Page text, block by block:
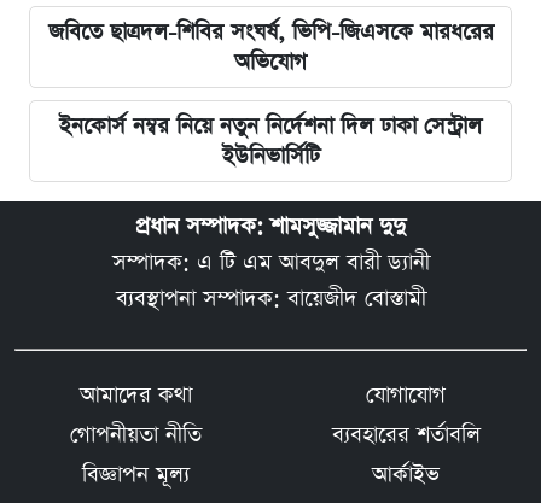
জবিতে ছাত্রদল-শিবির সংঘর্ষ, ভিপি-জিএসকে মারধরের
অভিযোগ
ইনকোর্স নম্বর নিয়ে নতুন নির্দেশনা দিল ঢাকা সেন্ট্রাল
ইউনিভার্সিটি
প্রধান সম্পাদক: শামসুজ্জামান দুদু
সম্পাদক: এ টি এম আবদুল বারী ড্যানী
ব্যবস্থাপনা সম্পাদক: বায়েজীদ বোস্তামী
আমাদের কথা
যোগাযোগ
গোপনীয়তা নীতি
ব্যবহারের শর্তাবলি
বিজ্ঞাপন মূল্য
আর্কাইভ